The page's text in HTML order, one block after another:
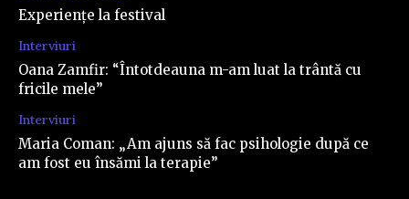
Experiențe la festival
Interviuri
Oana Zamfir: “Întotdeauna m-am luat la trântă cu
fricile mele”
Interviuri
Maria Coman: „Am ajuns să fac psihologie după ce
am fost eu însămi la terapie”